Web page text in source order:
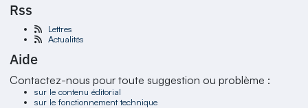
Rss
Lettres
Actualités
Aide
Contactez-nous pour toute suggestion ou problème :
sur le contenu éditorial
sur le fonctionnement technique